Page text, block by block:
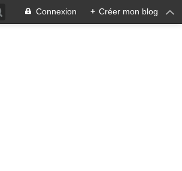
Connexion + Créer mon blog